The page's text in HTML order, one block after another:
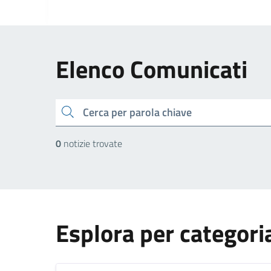
Elenco Comunicati
cerca
0 notizie trovate
Esplora per